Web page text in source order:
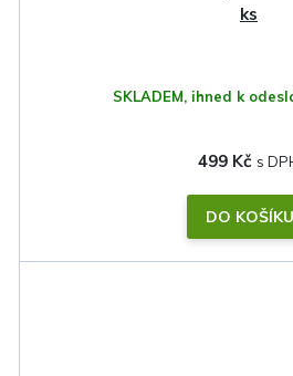
ks
SKLADEM, ihned k
499 Kč
DO KOŠÍKU